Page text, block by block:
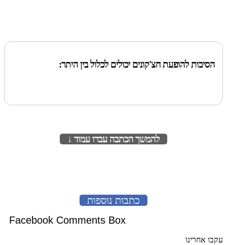
הסיבות להופעת חצ'קונים יכולים לכלול בין היתר:
להמשך הכתבה עברו עמוד ↓
כתבות נוספות
Facebook Comments Box
עקבו אחרינו